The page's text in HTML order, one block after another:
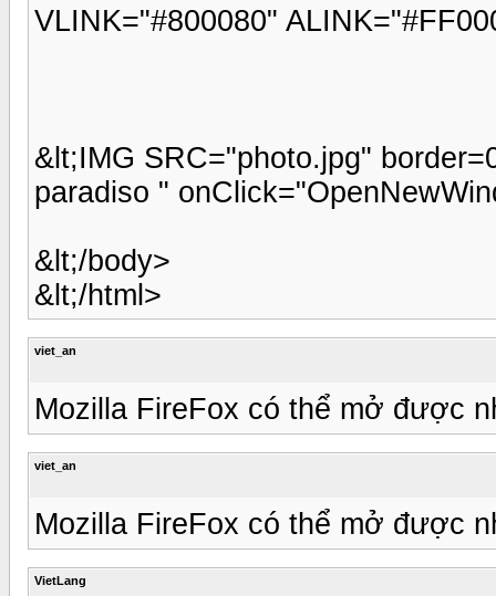
VLINK="#800080"
&lt;IMG SRC="photo.jpg"
paradiso "
&lt;/body>
&lt;/html>
viet_an
Mozilla FireFox có thể mở được
viet_an
Mozilla FireFox có thể mở được
VietLang